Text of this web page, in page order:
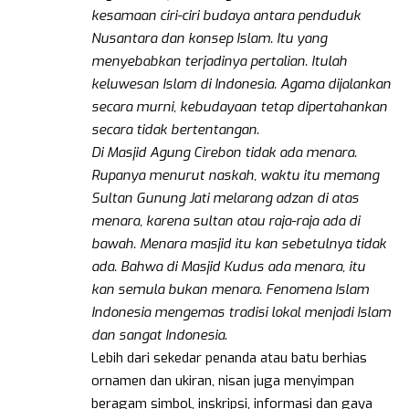
kesamaan ciri-ciri budaya antara penduduk
Nusantara dan konsep Islam. Itu yang
menyebabkan terjadinya pertalian. Itulah
keluwesan Islam di Indonesia. Agama dijalankan
secara murni, kebudayaan tetap dipertahankan
secara tidak bertentangan.
Di Masjid Agung Cirebon tidak ada menara.
Rupanya menurut naskah, waktu itu memang
Sultan Gunung Jati melarang adzan di atas
menara, karena sultan atau raja-raja ada di
bawah. Menara masjid itu kan sebetulnya tidak
ada. Bahwa di Masjid Kudus ada menara, itu
kan semula bukan menara. Fenomena Islam
Indonesia mengemas tradisi lokal menjadi Islam
dan sangat Indonesia.
Lebih dari sekedar penanda atau batu berhias
ornamen dan ukiran, nisan juga menyimpan
beragam simbol, inskripsi, informasi dan gaya